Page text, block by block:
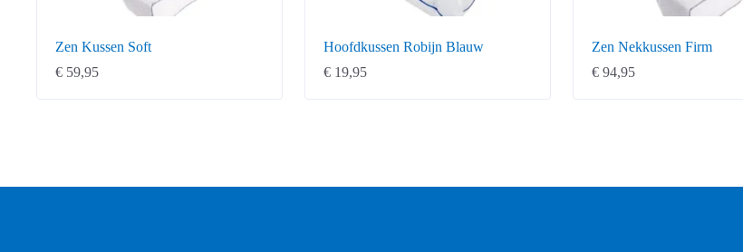
Zen Kussen Soft
€ 59,95
Hoofdkussen Robijn Blauw
€ 19,95
Zen Nekkussen Firm
€ 94,95